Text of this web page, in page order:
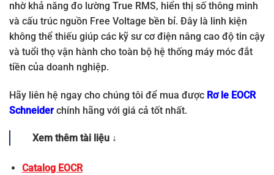
nhờ khả năng đo lường True RMS, hiển thị số thông minh
và cấu trúc nguồn Free Voltage bền bỉ. Đây là linh kiện
không thể thiếu giúp các kỹ sư cơ điện nâng cao độ tin cậy
và tuổi thọ vận hành cho toàn bộ hệ thống máy móc đắt
tiền của doanh nghiệp.
Hãy liên hệ ngay cho chúng tôi để mua được Rơ le EOCR
Schneiderchính hãng với giá cả tốt nhất.
Xem thêm tài liệu ↓
Catalog EOCR